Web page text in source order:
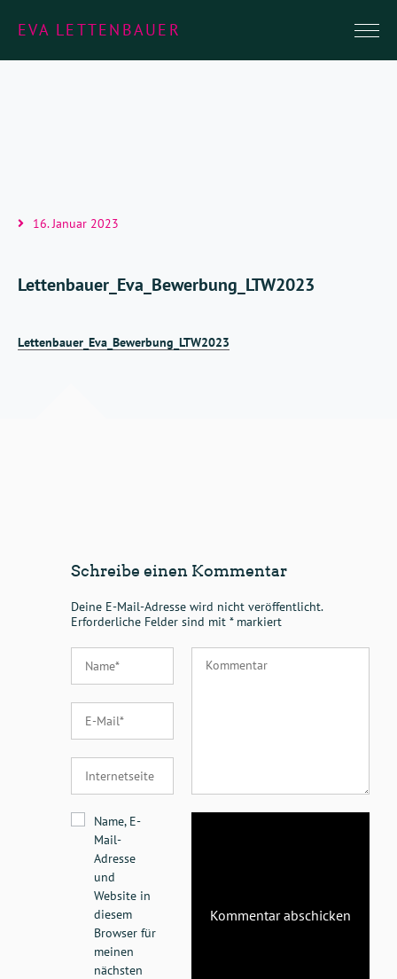
EVA LETTENBAUER
16. Januar 2023
Lettenbauer_Eva_Bewerbung_LTW2023
Lettenbauer_Eva_Bewerbung_LTW2023
Schreibe einen Kommentar
Deine E-Mail-Adresse wird nicht veröffentlicht.
Erforderliche Felder sind mit *markiert
Name, E-
Mail-
Adresse
und
Website in
diesem
Browser für
meinen
nächsten